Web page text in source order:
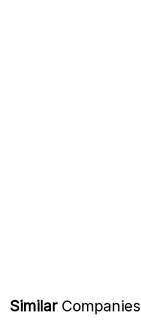
Similar Companies